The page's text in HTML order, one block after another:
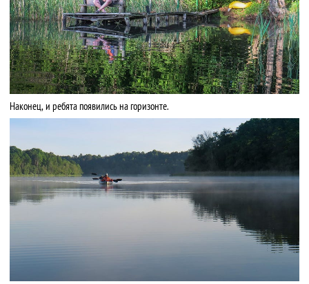
Наконец, и ребята появились на горизонте.